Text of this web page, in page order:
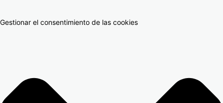
Gestionar el consentimiento de las cookies